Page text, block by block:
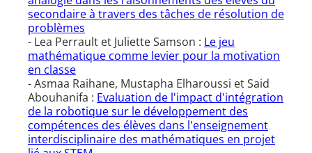
secondaire à travers des tâches de résolution de
problèmes
- Lea Perrault et Juliette Samson : Le jeu
mathématique comme levier pour la motivation
en classe
- Asmaa Raihane, Mustapha Elharoussi et Said
Abouhanifa : Evaluation de l'impact d'intégration
de la robotique sur le développement des
compétences des élèves dans l'enseignement
interdisciplinaire des mathématiques en projet